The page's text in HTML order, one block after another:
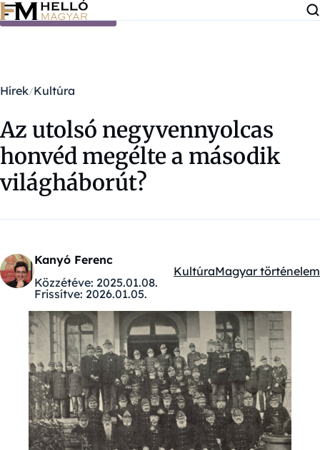
Ugrás a tartalomra
Hírek Kultúra
Az utolsó negyvennyolcas
honvéd megélte a második
világháborút?
Kanyó Ferenc
Közzétéve: 2025.01.08.
Frissítve: 2026.01.05.
Kategóriák:
KultúraMagyar történelem